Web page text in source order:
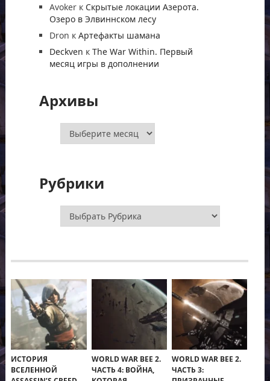
Avoker к Скрытые локации Азерота.
Озеро в Элвиннском лесу
Dron кАртефакты шамана
Deckven кThe War Within. Первый
месяц игры в дополнении
Архивы
Архивы
Рубрики
Рубрики
ИСТОРИЯ
ВСЕЛЕННОЙ
WORLD WAR BEE 2.
ЧАСТЬ 4: ВОЙНА,
WORLD WAR BEE 2.
ЧАСТЬ 3: